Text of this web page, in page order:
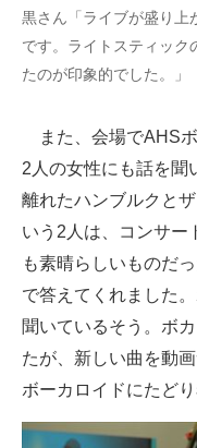
黒さん「ライブが盛り上
です。ライトスティック
たのが印象的でした。」
また、会場でAHS
2人の女性にも話を聞
離れたハンブルクと
いう2人は、コンサー
も素晴らしいものだ
で答えてくれました
聞いているそう。ボ
たが、新しい曲を動
ボーカロイドにたど